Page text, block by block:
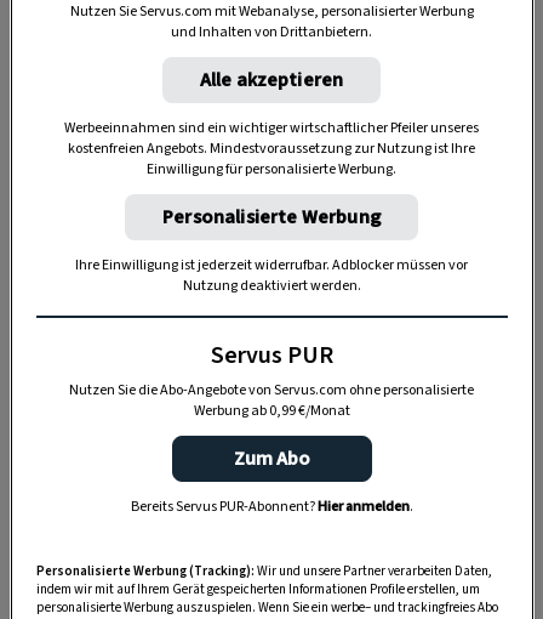
Schön improvisiert
An Improvisationstalent mangelt es dem Ehepaar
ja nicht. Außerdem wollte man alle Materialien,
die noch brauchbar waren, auch
wiederverwenden. Und wurde irgendwo etwas
Besonderes entdeckt, dann nahmen sie es wenn
möglich auch mit – wie etwa die acht Zentimeter
dicken Bodenplatten aus Solnhofener Marmor im
Nutzen Sie Servus.com mit Webanalyse, personalisierter Werbung
und Inhalten von Drittanbietern.
Alle akzeptieren
Werbeeinnahmen sind ein wichtiger wirtschaftlicher Pfeiler unseres
kostenfreien Angebots. Mindestvoraussetzung zur Nutzung ist Ihre
Einwilligung für personalisierte Werbung.
Personalisierte Werbung
Ihre Einwilligung ist jederzeit widerrufbar. Adblocker müssen vor
Nutzung deaktiviert werden.
Servus PUR
Nutzen Sie die Abo-Angebote von Servus.com ohne personalisierte
Werbung ab 0,99 €/Monat
Zum Abo
Bereits Servus PUR-Abonnent?Hier anmelden.
Personalisierte Werbung (Tracking): Wir und unsere Partner verarbeiten Daten,
indem wir mit auf Ihrem Gerät gespeicherten Informationen Profile erstellen, um
personalisierte Werbung auszuspielen. Wenn Sie ein werbe– und trackingfreies Abo